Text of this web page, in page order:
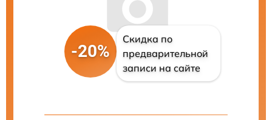
-20%
Скидка по
предварительной
записи на сайте